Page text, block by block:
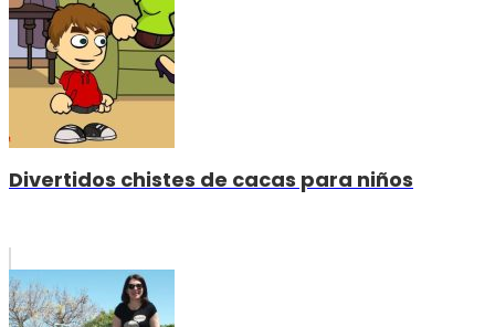
Divertidos chistes de cacas para niños